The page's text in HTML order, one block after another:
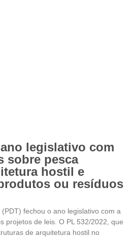
legislativo com
sobre pesca
hostil e
ou resíduos
fechou o ano legislativo com a
projetos de leis. O PL 532/2022, que
de arquitetura hostil no